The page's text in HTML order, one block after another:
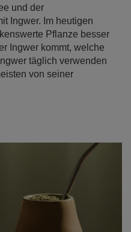
und der
Ingwer. Im heutigen
Pflanze besser
Ingwer kommt, welche
täglich verwenden
von seiner